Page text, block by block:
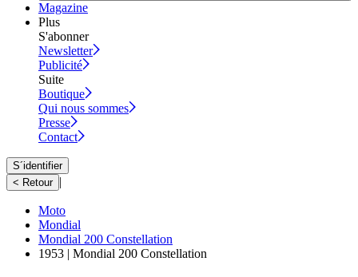
Magazine
Plus
S'abonner
Newsletter
Publicité
Suite
Boutique
Qui nous sommes
Presse
Contact
S´identifier
< Retour |
Moto
Mondial
Mondial 200 Constellation
1953 | Mondial 200 Constellation